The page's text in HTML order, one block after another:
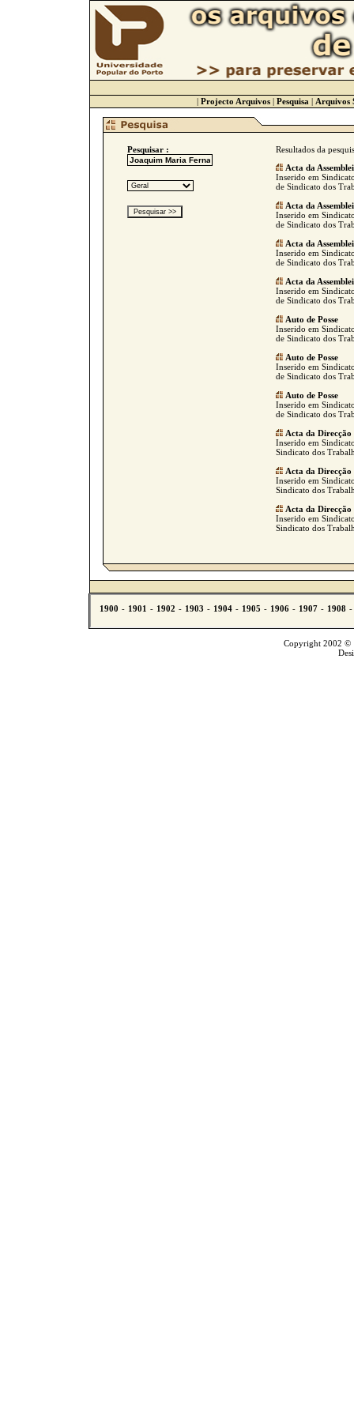
| Projecto Arquivos | Pesquisa | Arquivos
Pesquisar :
Resultados da
Acta da
Inserido em
de Sindicato dos
Acta da
Inserido em
de Sindicato dos
Acta da
Inserido em
de Sindicato dos
Acta da
Inserido em
de Sindicato dos
Auto de Posse
Inserido em
de Sindicato dos
Auto de Posse
Inserido em
de Sindicato dos
Auto de Posse
Inserido em
de Sindicato dos
Acta da Direcção
Inserido em
Sindicato dos
Acta da Direcção
Inserido em
Sindicato dos
Acta da Direcção
Inserido em
Sindicato dos
Copyright 2002 ©